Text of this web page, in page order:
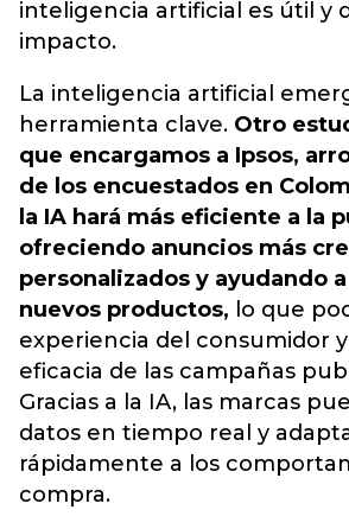
inteligencia artificial es útil y
impacto.
La inteligencia artificial
herramienta clave. Otro
que encargamos a Ipsos,
de los encuestados en
la IA hará más eficiente a la
ofreciendo anuncios más
personalizados y ayudando
nuevos productos, lo que
experiencia del consumidor
eficacia de las campañas
Gracias a la IA, las marcas
datos en tiempo real y
rápidamente a los
compra.